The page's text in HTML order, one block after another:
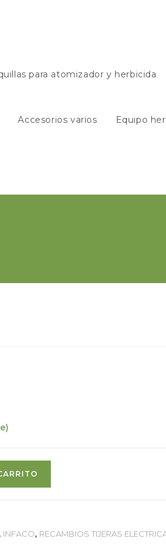
para atomizador y herbicida
Accesorios varios Equipo
, INFACO, RECAMBIOS TIJERAS